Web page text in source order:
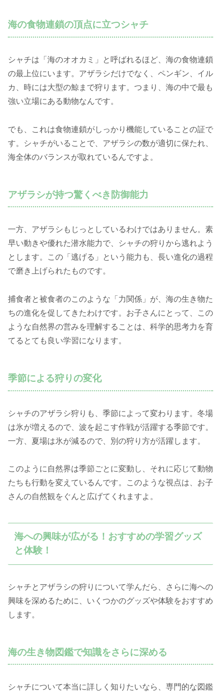
海の食物連鎖の頂点に立つシャチ
シャチは「海のオオカミ」と呼ばれるほど、海の食物連鎖
の最上位にいます。アザラシだけでなく、ペンギン、イル
カ、時には大型の鯨まで狩ります。つまり、海の中で最も
強い立場にある動物なんです。
でも、これは食物連鎖がしっかり機能していることの証で
す。シャチがいることで、アザラシの数が適切に保たれ、
海全体のバランスが取れているんですよ。
アザラシが持つ驚くべき防御能力
一方、アザラシもじっとしているわけではありません。素
早い動きや優れた潜水能力で、シャチの狩りから逃れよう
とします。この「逃げる」という能力も、長い進化の過程
で磨き上げられたものです。
捕食者と被食者のこのような「力関係」が、海の生き物た
ちの進化を促してきたわけです。お子さんにとって、この
ような自然界の営みを理解することは、科学的思考力を育
てるとても良い学習になります。
季節による狩りの変化
シャチのアザラシ狩りも、季節によって変わります。冬場
は氷が増えるので、波を起こす作戦が活躍する季節です。
一方、夏場は氷が減るので、別の狩り方が活躍します。
このように自然界は季節ごとに変動し、それに応じて動物
たちも行動を変えているんです。このような視点は、お子
さんの自然観をぐんと広げてくれますよ。
海への興味が広がる！おすすめの学習グッズ
と体験！
シャチとアザラシの狩りについて学んだら、さらに海への
興味を深めるために、いくつかのグッズや体験をおすすめ
します。
海の生き物図鑑で知識をさらに深める
シャチについて本当に詳しく知りたいなら、専門的な図鑑